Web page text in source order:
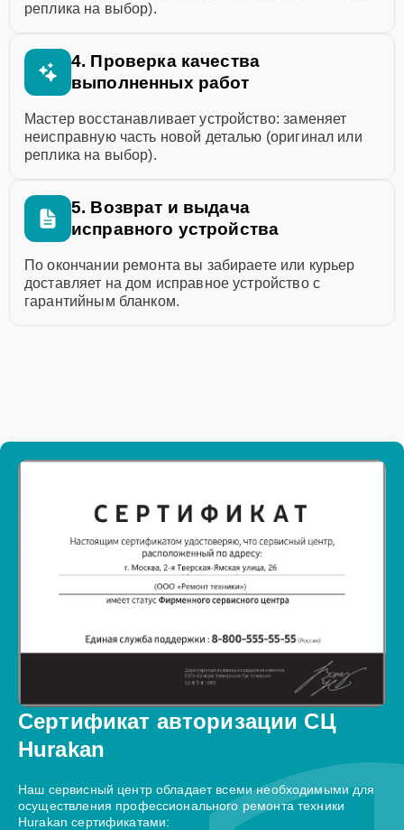
реплика на выбор).
4. Проверка качества
выполненных работ
Мастер восстанавливает устройство: заменяет
неисправную часть новой деталью (оригинал или
реплика на выбор).
5. Возврат и выдача
исправного устройства
По окончании ремонта вы забираете или курьер
доставляет на дом исправное устройство с
гарантийным бланком.
Сертификат авторизации СЦ
Hurakan
Наш сервисный центр обладает всеми необходимыми для
осуществления профессионального ремонта техники
Hurakan сертификатами: